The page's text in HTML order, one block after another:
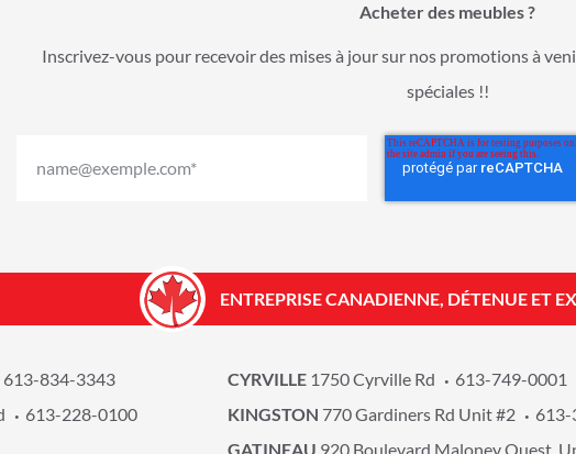
Acheter des meubles ?
Inscrivez-vous pour recevoir des mises à jour sur nos promotions à
spéciales !!
ENTREPRISE CANADIENNE, DÉTENUE ET
613-834-3343
613-228-0100
CYRVILLE 1750 Cyrville Rd
613-749-0001
KINGSTON 770 Gardiners Rd Unit #2
GATINEAU 920 Boulevard Maloney Ouest,